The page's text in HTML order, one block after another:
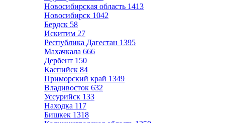
Новосибирская область 1413
Новосибирск 1042
Бердск 58
Искитим 27
Республика Дагестан 1395
Махачкала 666
Дербент 150
Каспийск 84
Приморский край 1349
Владивосток 632
Уссурийск 133
Находка 117
Бишкек 1318